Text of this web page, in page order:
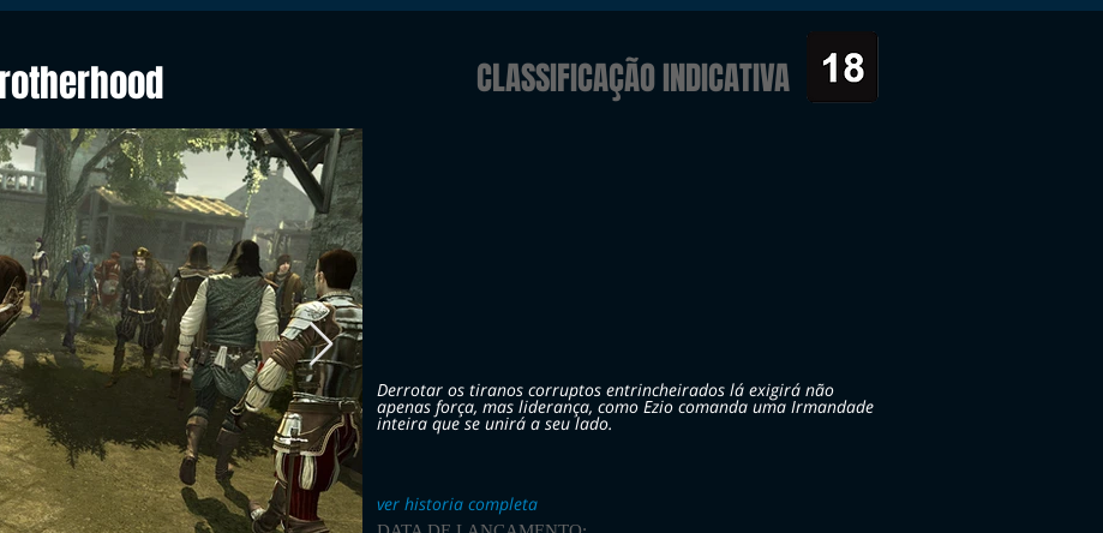
CLASSIFICAÇÃO INDICATIVA
Derrotar os tiranos corruptos entrincheirados lá exigirá não
apenas força, mas liderança, como Ezio comanda uma Irmandade
inteira que se unirá a seu lado.
ver historia completa